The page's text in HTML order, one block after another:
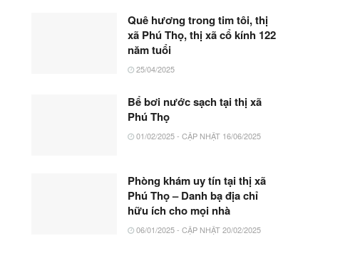
Quê hương trong tim tôi, thị
xã Phú Thọ, thị xã cổ kính 122
năm tuổi
25/04/2025
Bể bơi nước sạch tại thị xã
Phú Thọ
01/02/2025 - CẬP NHẬT 16/06/2025
Phòng khám uy tín tại thị xã
Phú Thọ – Danh bạ địa chỉ
hữu ích cho mọi nhà
06/01/2025 - CẬP NHẬT 20/02/2025